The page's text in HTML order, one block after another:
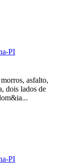
PI
asfalto,
dois lados de
PI